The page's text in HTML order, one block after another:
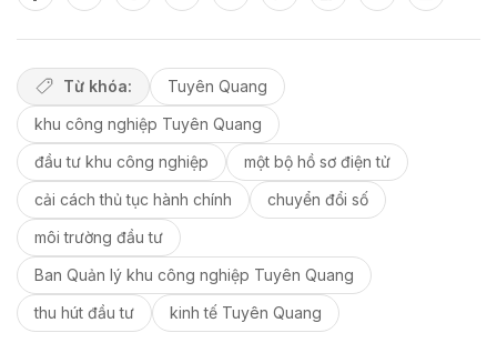
Từ khóa:
Tuyên Quang
khu công nghiệp Tuyên Quang
đầu tư khu công nghiệp
một bộ hồ sơ điện tử
cải cách thủ tục hành chính
chuyển đổi số
môi trường đầu tư
Ban Quản lý khu công nghiệp Tuyên Quang
thu hút đầu tư
kinh tế Tuyên Quang